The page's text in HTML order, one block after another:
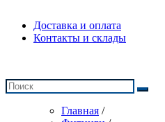
Доставка и оплата
Контакты и склады
Главная /